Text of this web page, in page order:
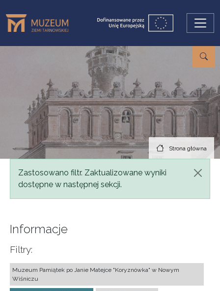
Strona główna
Komunikat
Zastosowano filtr. Zaktualizowane wyniki
dostępne w następnej sekcji.
Informacje
Filtry:
Muzeum Pamiątek po Janie Matejce "Koryznówka" w Nowym
Wiśniczu